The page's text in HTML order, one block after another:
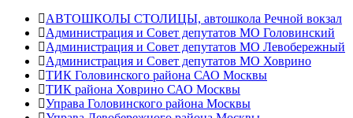
АВТОШКОЛЫ СТОЛИЦЫ, автошкола Речной вокзал
Администрация и Совет депутатов МО Головинский
Администрация и Совет депутатов МО Левобережный
Администрация и Совет депутатов МО Ховрино
ТИК Головинского района САО Москвы
ТИК района Ховрино САО Москвы
Управа Головинского района Москвы